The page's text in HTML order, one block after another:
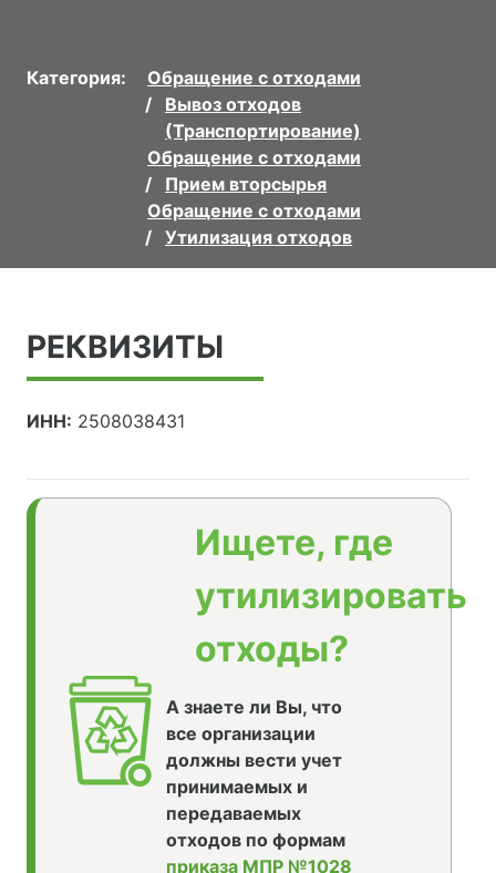
Категория:
Обращение с отходами
Вывоз отходов
(Транспортирование)
Обращение с отходами
Прием вторсырья
Обращение с отходами
Утилизация отходов
РЕКВИЗИТЫ
ИНН: 2508038431
Ищете, где
утилизировать
отходы?
А знаете ли Вы, что
все организации
должны вести учет
принимаемых и
передаваемых
отходов по формам
приказа МПР №1028